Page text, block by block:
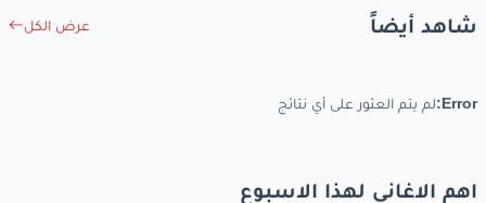
شاهد أيضاً عرض الكل
Error: لم يتم العثور على أي نتائج
اهم الاغاني لهذا الاسبوع